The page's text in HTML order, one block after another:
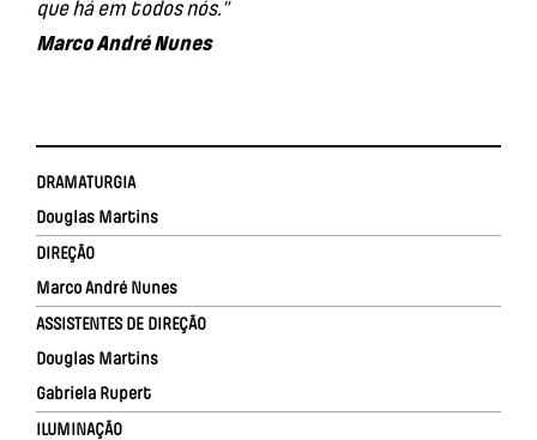
que há em todos nós.”
Marco André Nunes
DRAMATURGIA
Douglas Martins
DIREÇÃO
Marco André Nunes
ASSISTENTES DE DIREÇÃO
Douglas Martins
Gabriela Rupert
ILUMINAÇÃO